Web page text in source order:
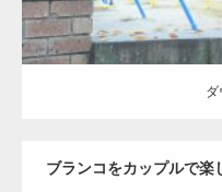
ダ
ブランコをカップルで楽